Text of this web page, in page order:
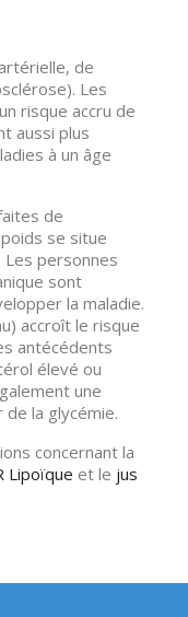
de
Les
risque accru de
aussi plus
à un âge
de
se situe
personnes
sont
la maladie.
accroît le risque
antécédents
élevé ou
une
la glycémie.
concernant la
Lipoïque et le jus